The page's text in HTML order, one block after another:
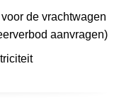
de vrachtwagen
aanvragen)